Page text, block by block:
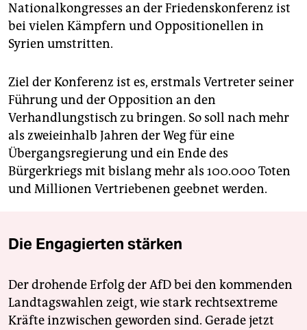
Nationalkongresses an der Friedenskonferenz ist
bei vielen Kämpfern und Oppositionellen in
Syrien umstritten.
Ziel der Konferenz ist es, erstmals Vertreter seiner
Führung und der Opposition an den
Verhandlungstisch zu bringen. So soll nach mehr
als zweieinhalb Jahren der Weg für eine
Übergangsregierung und ein Ende des
Bürgerkriegs mit bislang mehr als 100.000 Toten
und Millionen Vertriebenen geebnet werden.
Die Engagierten stärken
Der drohende Erfolg der AfD bei den kommenden
Landtagswahlen zeigt, wie stark rechtsextreme
Kräfte inzwischen geworden sind. Gerade jetzt